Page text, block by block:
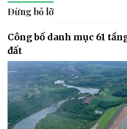
Đừng bỏ lỡ
Công bố danh mục 61
đất